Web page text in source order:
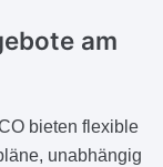
am
bieten flexible
unabhängig